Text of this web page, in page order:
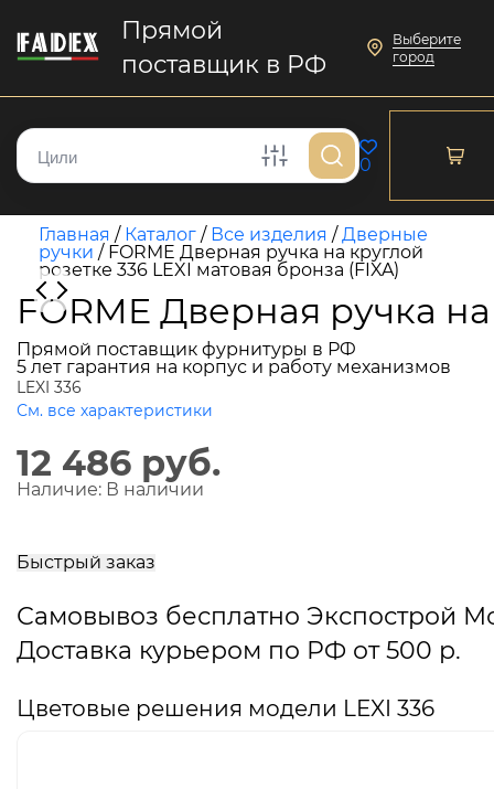
Прямой
поставщик в РФ
Выберите
город
0
Главная / Каталог / Все изделия /Дверные
ручки / FORME Дверная ручка на круглой
розетке 336 LEXI матовая бронза (FIXA)
FORME Дверная ручка
Прямой поставщик фурнитуры в РФ
5 лет гарантия на корпус и работу механизмов
LEXI 336
См. все характеристики
12 486 руб.
Наличие: В наличии
Быстрый заказ
Самовывоз бесплатно Экспострой
Доставка курьером по РФ от 500 р.
Цветовые решения модели LEXI 336